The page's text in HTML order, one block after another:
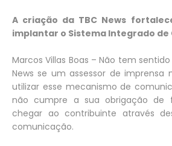
A criação da TBC News
implantar o Sistema Integrado de
Marcos Villas Boas – Não tem
News se um assessor de imprensa
utilizar esse mecanismo de
não cumpre a sua obrigação de
chegar ao contribuinte através
comunicação.